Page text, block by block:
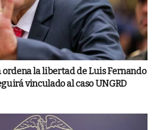
la libertad de Luis Fernando
vinculado al caso UNGRD